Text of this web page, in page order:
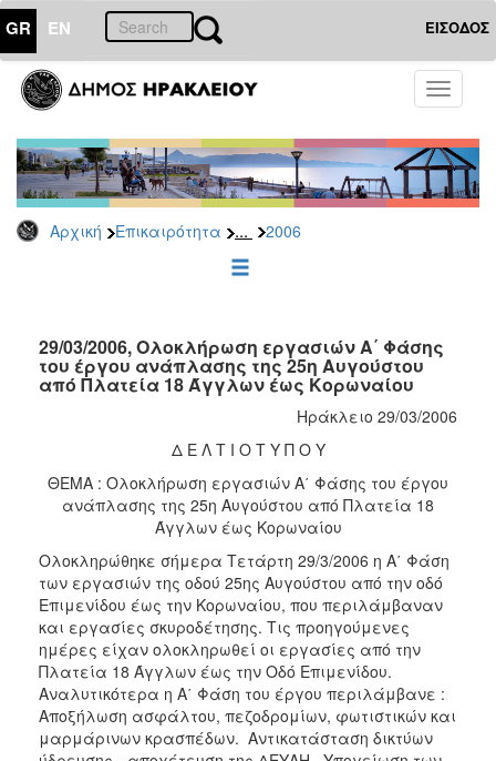
GR EN ΕΙΣΟΔΟΣ
Toggle
Αρχική Επικαιρότητα ... 2006
ΕΠΙΚΑΙΡΟΤΗΤΑ
Τύπου
Αρχείο
2026
2025
2022
2021
2018
2017
2015
2013
2012
2011
2010
2006
29/03/2006, Ολοκλήρωση εργασιών Α΄ Φάσης
του έργου ανάπλασης της 25η Αυγούστου
από Πλατεία 18 Άγγλων έως Κορωναίου
Ηράκλειο 29/03/2006
Δ Ε Λ Τ Ι Ο Τ Υ Π Ο Υ
ΘΕΜΑ : Ολοκλήρωση εργασιών Α΄ Φάσης του έργου
ανάπλασης της 25η Αυγούστου από Πλατεία 18
Άγγλων έως Κορωναίου
Ολοκληρώθηκε σήμερα Τετάρτη 29/3/2006 η Α΄ Φάση
των εργασιών της οδού 25ης Αυγούστου από την οδό
Επιμενίδου έως την Κορωναίου, που περιλάμβαναν
και εργασίες σκυροδέτησης. Τις προηγούμενες
ημέρες είχαν ολοκληρωθεί οι εργασίες από την
Πλατεία 18 Άγγλων έως την Οδό Επιμενίδου.
Αναλυτικότερα η Α΄ Φάση του έργου περιλάμβανε : 
Αποξήλωση ασφάλτου, πεζοδρομίων, φωτιστικών και
μαρμάρινων κρασπέδων.  Αντικατάσταση δικτύων